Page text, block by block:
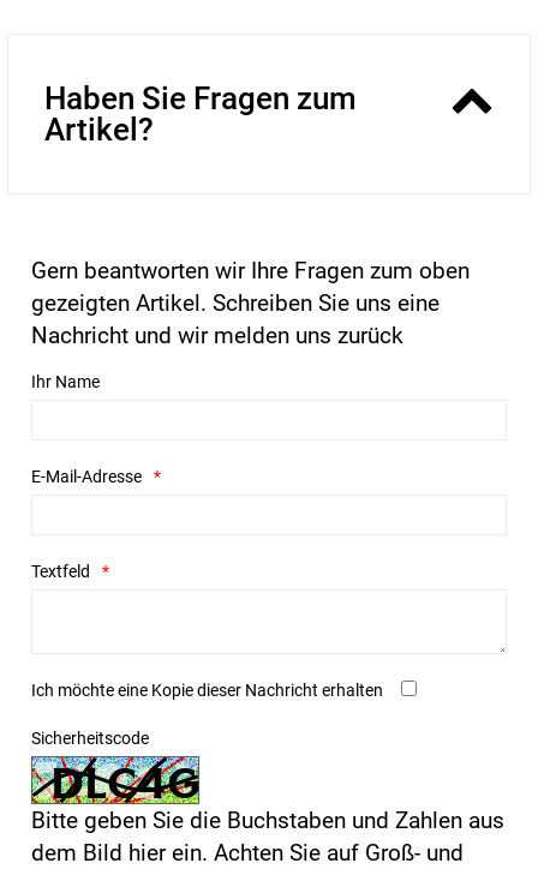
Haben Sie Fragen zum
Artikel?
Gern beantworten wir Ihre Fragen zum oben
gezeigten Artikel. Schreiben Sie uns eine
Nachricht und wir melden uns zurück
Ihr Name
E-Mail-Adresse
Textfeld
Ich möchte eine Kopie dieser Nachricht erhalten
Sicherheitscode
Bitte geben Sie die Buchstaben und Zahlen aus
dem Bild hier ein. Achten Sie auf Groß- und